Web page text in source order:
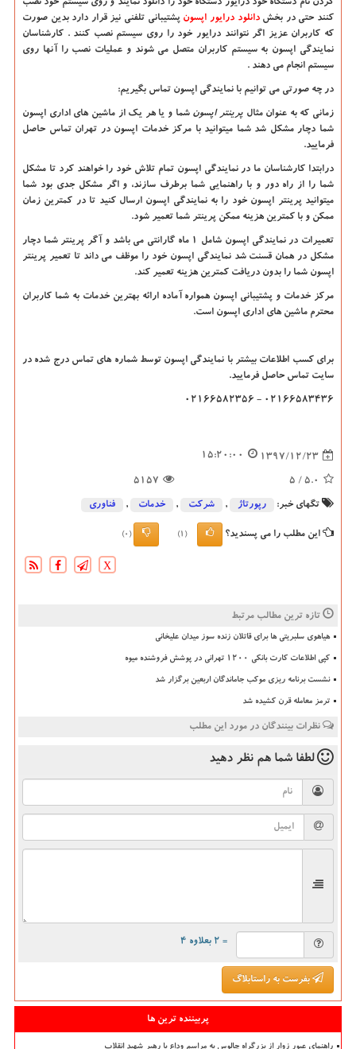
کردن نام دستگاه خود درایور دستگاه خود را دانلود نمایند و روی سیستم خود نصب
کنند حتی در بخشدانلود درایور اپسون پشتیبانی تلفنی نیز قرار دارد بدین صورت
که کاربران عزیز اگر نتوانند درایور خود را روی سیستم نصب کنند . کارشناسان
نمایندگی اپسون به سیستم کاربران متصل می شوند و عملیات نصب را آنها روی
سیستم انجام می دهند .
در چه صورتی می توانیم با نمایندگی اپسون تماس بگیریم:
زمانی که به عنوان مثالپرینتر اپسون شما و یا هر یک از ماشین های اداری اپسون
شما دچار مشکل شد شما میتوانید با مرکز خدمات اپسون در تهران تماس حاصل
فرمایید.
درابتدا کارشناسان ما در نمایندگی اپسون تمام تلاش خود را خواهند کرد تا مشکل
شما را از راه دور و با راهنمایی شما برطرف سازند، و اگر مشکل جدی بود شما
میتوانید پرینتر اپسون خود را به نمایندگی اپسون ارسال کنید تا در کمترین زمان
ممکن و با کمترین هزینه ممکن پرینتر شما تعمیر شود.
تعمیرات در نمایندگی اپسون شامل 1 ماه گارانتی می باشد و آگر پرینتر شما دچار
مشکل در همان قسنت شد نمایندگی اپسون خود را موظف می داند تا تعمیر پرینتر
اپسون شما را بدون دریافت کمترین هزینه تعمیر کند.
مرکز خدمات و پشتیبانی اپسون همواره آماده ارائه بهترین خدمات به شما کاربران
محترم ماشین های اداری اپسون است.
برای کسب اطلاعات بیشتر با نمایندگی اپسون توسط شماره های تماس درج شده در
سایت تماس حاصل فرمایید.
02166583436 - 02166582356
1397/12/23
15:20:00
5.0
/ 5
5157
تگهای خبر: رپورتاژ , شركت , خدمات , فناوری
این مطلب را می پسندید؟ (1)
(0)
X
تازه ترین مطالب مرتبط
هیاهوی سلبریتی ها برای قاتلان زنده سوز میدان علیخانی
کپی اطلاعات کارت بانکی ۱۲۰۰ تهرانی در پوشش فروشنده میوه
نشست برنامه ریزی موکب جاماندگان اربعین برگزار شد
ترمز معامله قرن کشیده شد
نظرات بینندگان در مورد این مطلب
لطفا شما هم نظر دهید
= ۲ بعلاوه ۴
بفرست به راستابلاگ
پربیننده ترین ها
راهنمای عبور زوار از بزرگراه چالوس به مراسم وداع با رهبر شهید انقلاب